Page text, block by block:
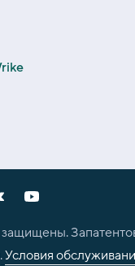
.Условия